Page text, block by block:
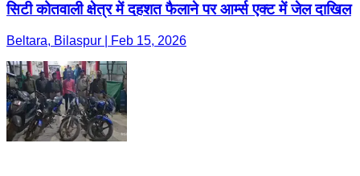
सिटी कोतवाली क्षेत्र में दहशत फैलाने पर आर्म्स एक्ट में जेल दाखिल
Beltara, Bilaspur | Feb 15, 2026